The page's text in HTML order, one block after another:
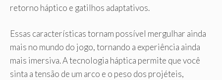
retorno háptico e gatilhos adaptativos.
Essas características tornam possível mergulhar ainda
mais no mundo do jogo, tornando a experiência ainda
mais imersiva. A tecnologia háptica permite que você
sinta a tensão de um arco e o peso dos projéteis,